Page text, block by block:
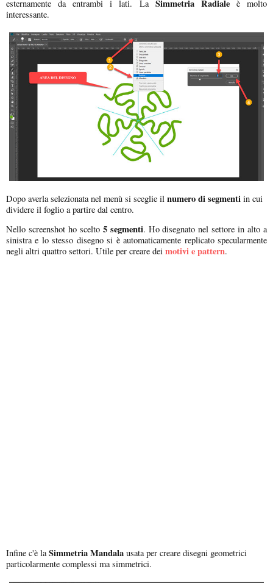
esternamente da entrambi i lati. LaSimmetria Radialeè molto
interessante.
Dopo averla selezionata nel menù si sceglie il numero di segmenti in cui
dividere il foglio a partire dal centro.
Nello screenshot ho scelto 5 segmenti. Ho disegnato nel settore in alto a
sinistra e lo stesso disegno si è automaticamente replicato specularmente
negli altri quattro settori. Utile per creare dei motivi e pattern.
Infine c'è laSimmetria Mandala usata per creare disegni geometrici
particolarmente complessi ma simmetrici.